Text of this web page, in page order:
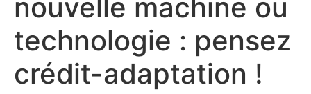
nouvelle machine ou
technologie : pensez
crédit-adaptation !